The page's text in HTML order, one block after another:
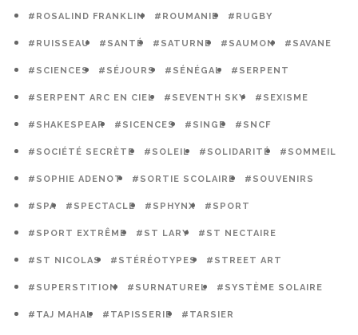
#ROSALIND FRANKLIN #ROUMANIE #RUGBY
#RUISSEAU #SANTÉ #SATURNE #SAUMON #SAVANE
#SCIENCES #SÉJOURS #SÉNÉGAL #SERPENT
#SERPENT ARC EN CIEL #SEVENTH SKY #SEXISME
#SHAKESPEAR #SICENCES #SINGE #SNCF
#SOCIÉTÉ SECRÈTE #SOLEIL #SOLIDARITÉ #SOMMEIL
#SOPHIE ADENOT #SORTIE SCOLAIRE #SOUVENIRS
#SPA #SPECTACLE #SPHYNX #SPORT
#SPORT EXTRÊME #ST LARY #ST NECTAIRE
#ST NICOLAS #STÉRÉOTYPES #STREET ART
#SUPERSTITION #SURNATUREL #SYSTÈME SOLAIRE
#TAJ MAHAL #TAPISSERIE #TARSIER